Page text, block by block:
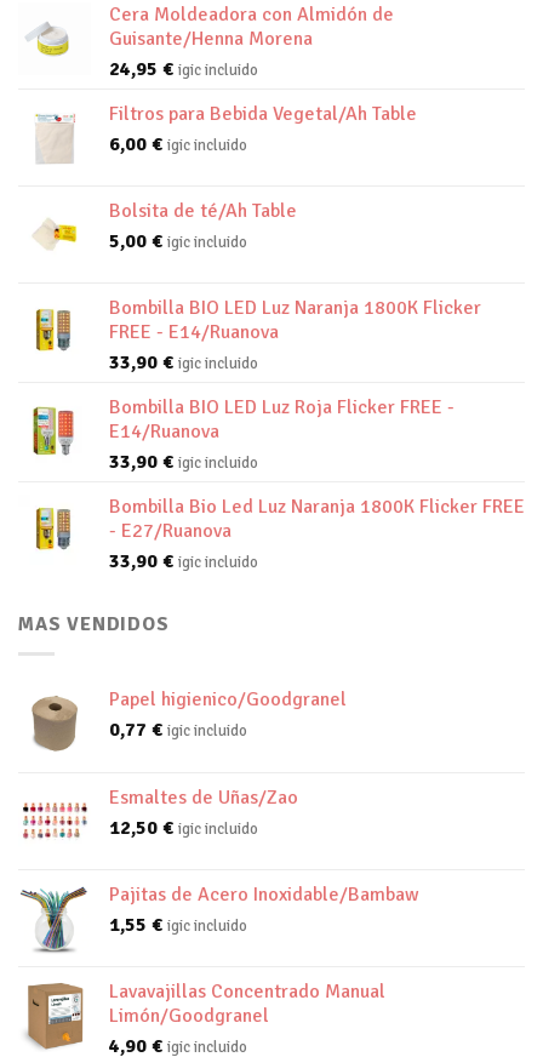
Cera Moldeadora con Almidón de
Guisante/Henna Morena
24,95 € igic incluido
Filtros para Bebida Vegetal/Ah Table
6,00 € igic incluido
Bolsita de té/Ah Table
5,00 € igic incluido
Bombilla BIO LED Luz Naranja 1800K Flicker
FREE - E14/Ruanova
33,90 € igic incluido
Bombilla BIO LED Luz Roja Flicker FREE -
E14/Ruanova
33,90 € igic incluido
Bombilla Bio Led Luz Naranja 1800K Flicker FREE
- E27/Ruanova
33,90 € igic incluido
MAS VENDIDOS
Papel higienico/Goodgranel
0,77 € igic incluido
Esmaltes de Uñas/Zao
12,50 € igic incluido
Pajitas de Acero Inoxidable/Bambaw
1,55 € igic incluido
Lavavajillas Concentrado Manual
Limón/Goodgranel
4,90 € igic incluido